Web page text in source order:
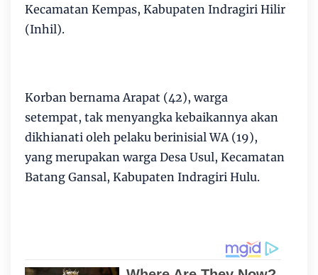
Kecamatan Kempas, Kabupaten Indragiri Hilir
(Inhil).
Korban bernama Arapat (42), warga
setempat, tak menyangka kebaikannya akan
dikhianati oleh pelaku berinisial WA (19),
yang merupakan warga Desa Usul, Kecamatan
Batang Gansal, Kabupaten Indragiri Hulu.